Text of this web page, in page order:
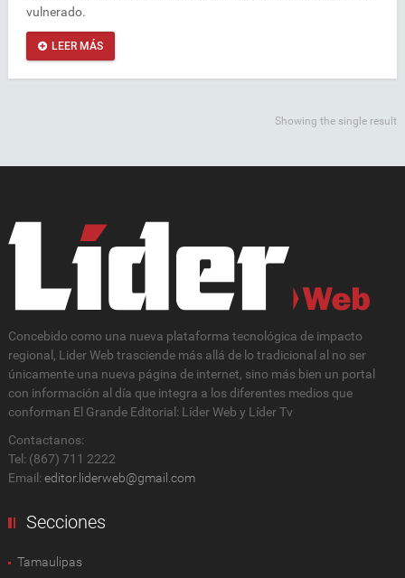
vulnerado.
LEER MÁS
Showing the single result
Concebido como una nueva plataforma tecnológica de impacto
regional, Lider Web trasciende más allá de lo tradicional al no ser
únicamente una nueva página de internet, sino más bien un portal
con información al día que integra a los diferentes medios que
conforman El Grande Editorial: Líder Web y Líder Tv
Contactanos:
Tel: (867) 711 2222
Email: editor.liderweb@gmail.com
Secciones
Tamaulipas